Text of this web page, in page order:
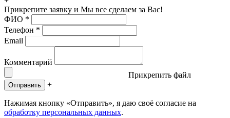
Прикрепите заявку и Мы все сделаем за Вас!
ФИО *
Телефон *
Email
Комментарий
Прикрепить файл
Отправить +
Нажимая кнопку «Отправить», я даю своё согласие на
обработку персональных данных.